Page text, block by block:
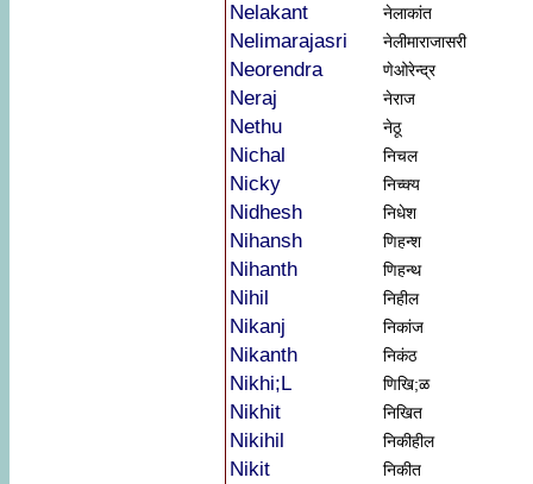
Nelakant नेलाकांत
Nelimarajasri नेलीमाराजासरी
Neorendra णेओरेन्द्र
Neraj नेराज
Nethu नेठू
Nichal निचल
Nicky निच्क्य
Nidhesh निधेश
Nihansh णिहन्श
Nihanth णिहन्थ
Nihil निहील
Nikanj निकांज
Nikanth निकंठ
Nikhi;L णिखि;ळ
Nikhit निखित
Nikihil निकीहील
Nikit निकीत